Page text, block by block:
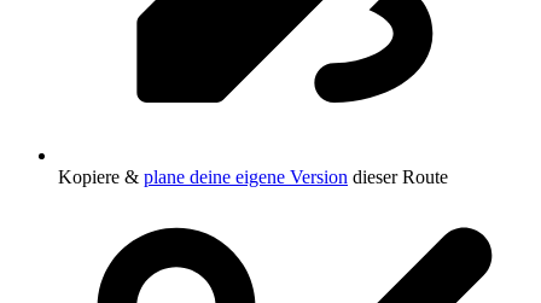
Kopiere & plane deine eigene Version dieser Route